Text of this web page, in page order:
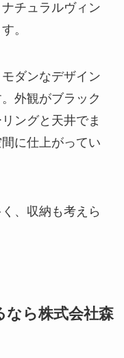
チュラルヴィン
。
ダンなデザイン
外観がブラック
ングと天井でま
に仕上がってい
、収納も考えら
なら株式会社森